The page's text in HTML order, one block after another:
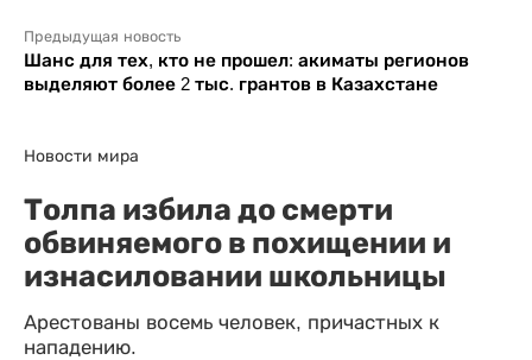
Предыдущая новость
Шанс для тех, кто не прошел: акиматы регионов
выделяют более 2 тыс. грантов в Казахстане
Новости мира
Толпа избила до смерти
обвиняемого в похищении и
изнасиловании школьницы
Арестованы восемь человек, причастных к
нападению.